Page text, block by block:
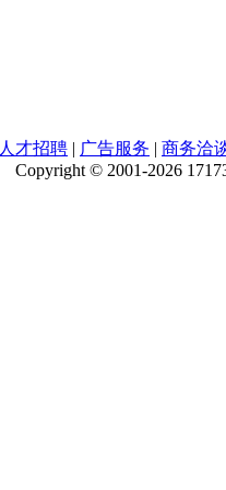
人才招聘 | 广告服务 | 商务洽
Copyright © 2001-2026